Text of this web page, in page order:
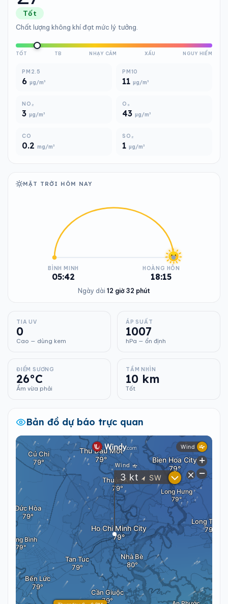
Tốt
Chất lượng không khí đạt mức lý tưởng.
TỐT TB NHẠY CẢM XẤU NGUY HIỂM
PM2.5
6 µg/m³
PM10
11 µg/m³
NO₂
3 µg/m³
O₃
43 µg/m³
CO
0.2 mg/m³
SO₂
1 µg/m³
MẶT TRỜI HÔM NAY
BÌNH MINH
05:42
HOÀNG HÔN
18:15
Ngày dài 12 giờ 32 phút
TIA UV
0
Cao — dùng kem
ÁP SUẤT
1007
hPa — ổn định
ĐIỂM SƯƠNG
26°C
Ẩm vừa phải
TẦM NHÌN
10 km
Tốt
Bản đồ dự báo trực quan